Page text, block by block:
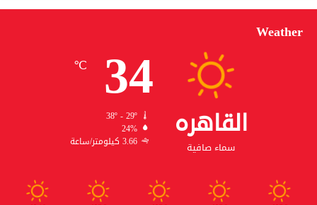
Weather
القاهره
سماء صافية
34
℃
38º - 29º
24%
3.66 كيلومتر/ساعة